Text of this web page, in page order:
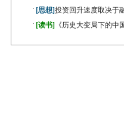
· [思想]投资回升速度取决于
· [读书] 《历史大变局下的中